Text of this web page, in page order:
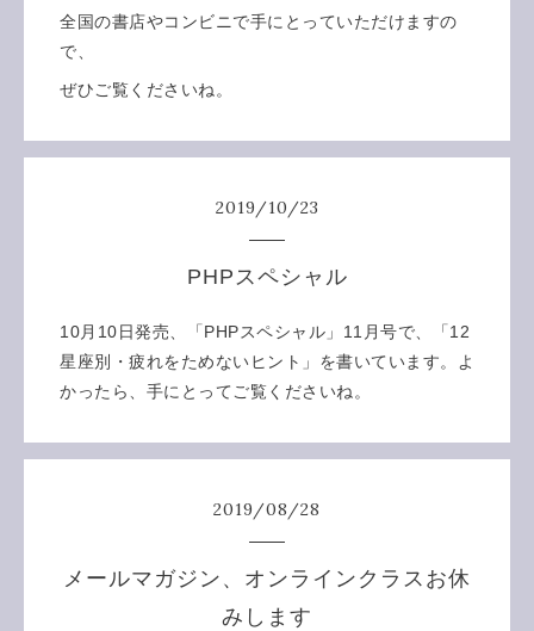
全国の書店やコンビニで手にとっていただけますの
で、
ぜひご覧くださいね。
2019/10/23
PHPスペシャル
10月10日発売、「PHPスペシャル」11月号で、「12
星座別・疲れをためないヒント」を書いています。よ
かったら、手にとってご覧くださいね。
2019/08/28
メールマガジン、オンラインクラスお休
みします